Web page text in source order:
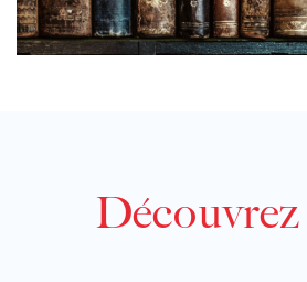
Découvrez